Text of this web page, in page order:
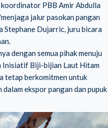
koordinator PBB Amir Abdulla
jalur pasokan pangan
Stephane Dujarric, juru bicara
dengan semua pihak menuju
Inisiatif Biji-bijian Laut Hitam
tetap berkomitmen untuk
ekspor pangan dan pupuk